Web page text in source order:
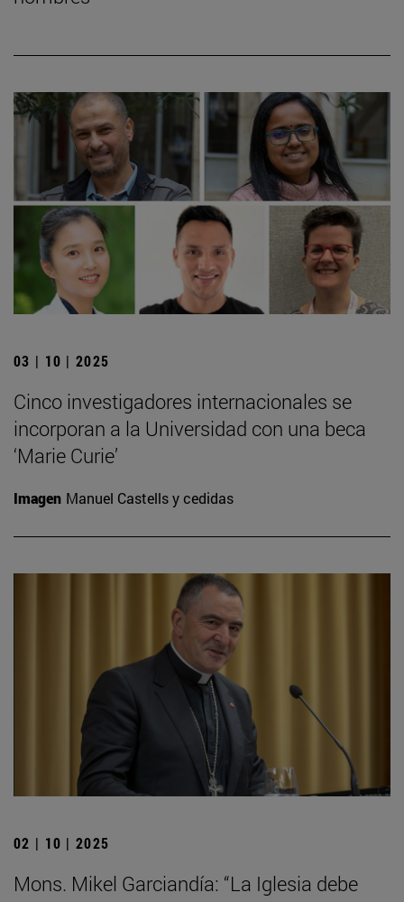
03 | 10 | 2025
Cinco investigadores internacionales se
incorporan a la Universidad con una beca
‘Marie Curie’
Imagen Manuel Castells y cedidas
02 | 10 | 2025
Mons. Mikel Garciandía: “La Iglesia debe